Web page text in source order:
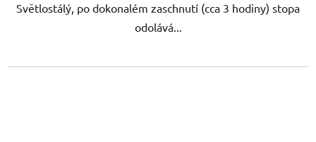
Světlostálý, po dokonalém zaschnutí (cca 3 hodiny) stopa
odolává...